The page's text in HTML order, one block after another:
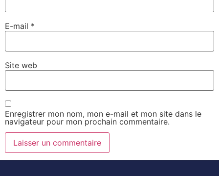
E-mail *
Site web
Enregistrer mon nom, mon e-mail et mon site dans le
navigateur pour mon prochain commentaire.